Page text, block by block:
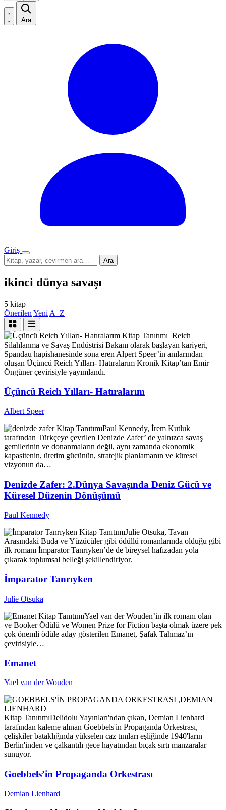
Ara
Giriş
Menü
Sitede
ara
Ara
ikinci dünya savaşı
5 kitap
Önerilen Yeni A–Z
Kitap Tanıtımı Reich
Silahlanma ve Savaş Endüstrisi Bakanı olarak başlayan kariyeri,
Spandau hapishanesinde sona eren Alpert Speer’in anılarından
oluşan Üçüncü Reich Yılları- Hatıralarım Kronik Kitap’tan Emir
Öngüner çevirisiyle yayımlandı.
Üçüncü Reich Yılları- Hatıralarım
Albert Speer
Kitap TanıtımıPaul Kennedy, İrem Kutluk
tarafından Türkçeye çevrilen Denizde Zafer’ de yalnızca savaş
gemilerinin ve donanmaların değil, aynı zamanda ekonomik
kapasitenin, üretim gücünün, stratejik planlamanın ve küresel
vizyonun da…
Denizde Zafer: 2.Dünya Savaşında Deniz Gücü ve
Küresel Düzenin Dönüşümü
Paul Kennedy
Kitap TanıtımıJulie Otsuka, Tavan
Arasındaki Buda ve Yüzücüler gibi ödüllü romanlarında olduğu gibi
ilk romanı İmparator Tanrıyken’de de bireysel hafızadan yola
çıkarak toplumsal belleği şekillendiriyor.
İmparator Tanrıyken
Julie Otsuka
Kitap TanıtımıYael van der Wouden’in ilk romanı olan
ve Booker Ödülü ve Women Prize for Fiction başta olmak üzere pek
çok önemli ödüle aday gösterilen Emanet, Şafak Tahmaz’ın
çevirisiyle…
Emanet
Yael van der Wouden
Kitap TanıtımıDelidolu Yayınları'ndan çıkan, Demian Lienhard
tarafından kaleme alınan Goebbels'in Propaganda Orkestrası,
çelişkiler bataklığında yükselen caz tınıları eşliğinde 1940'ların
Berlin'inden ve çalkantılı gece hayatından bıçak sırtı manzaralar
sunuyor.
Goebbels’in Propaganda Orkestrası
Demian Lienhard